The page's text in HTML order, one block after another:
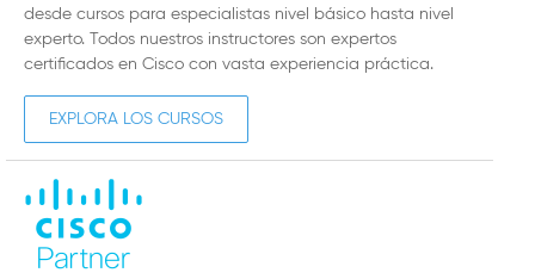
desde cursos para especialistas nivel básico hasta nivel
experto. Todos nuestros instructores son expertos
certificados en Cisco con vasta experiencia práctica.
EXPLORA LOS CURSOS